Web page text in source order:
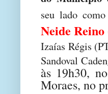
seu lado
Neide Reino
Izaías Régis
Sandoval
às 19h30,
Moraes, no